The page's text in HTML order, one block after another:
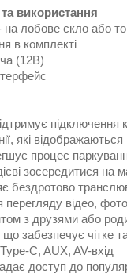
використання
на лобове скло або
в комплекті
(12В)
які
процес
зосередитися на
бездротово
відео,
з друзями або
забезпечує чітке
C, AUX, AV-вхід
доступ до